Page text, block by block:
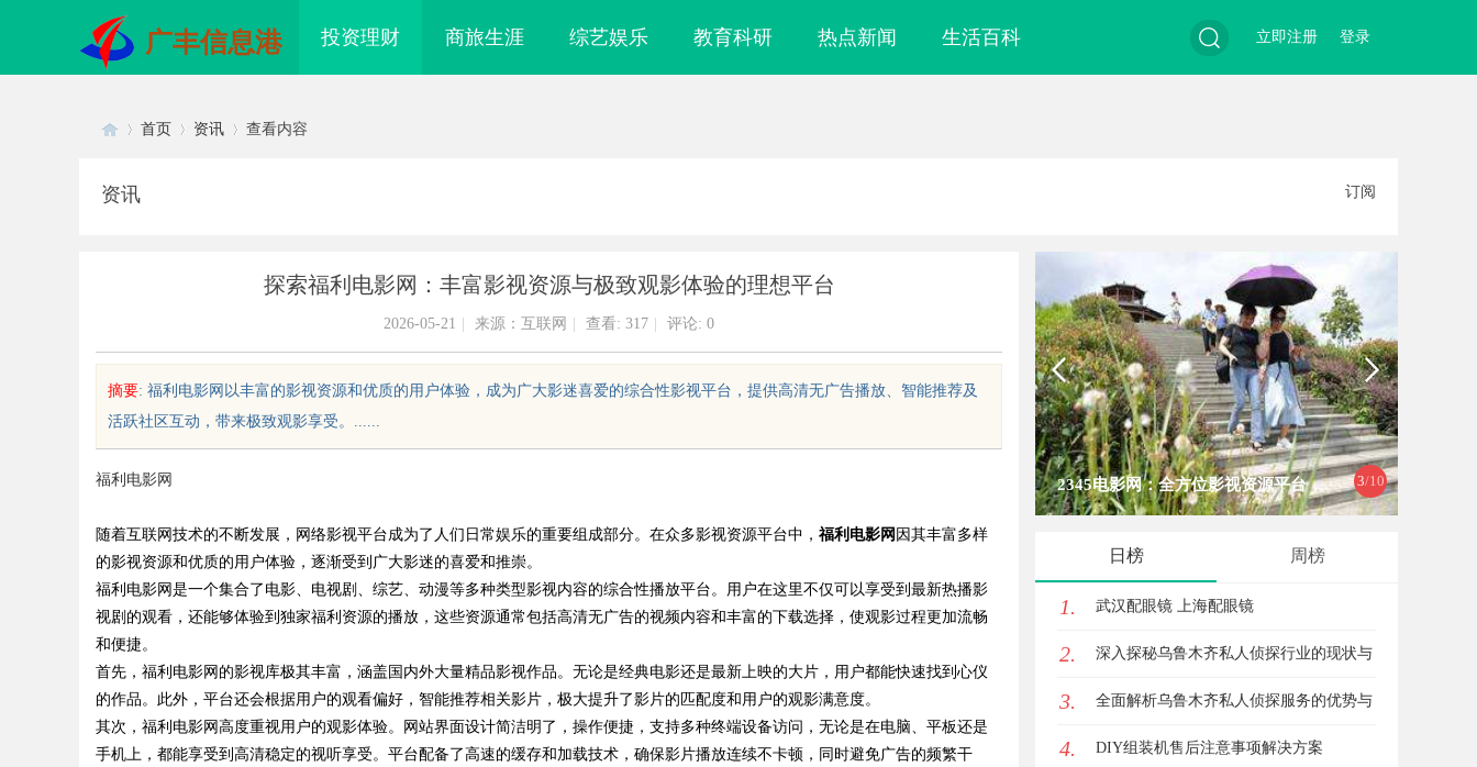
广丰信息港 投资理财 商旅生涯 综艺娱乐 教育科研 热点新闻 生活百科 登录
立即注册
uz
首页 资讯 查看内容
资讯 订阅
探索福利电影网：丰富影视资源与极致观影体验的理想平台
2026-05-21 来源：互联网 查看: 317 评论: 0
摘要: 福利电影网以丰富的影视资源和优质的用户体验，成为广大影迷喜爱的综合性影视平台，提供高清无广告播放、智能推荐及
活跃社区互动，带来极致观影享受。......
福利电影网
随着互联网技术的不断发展，网络影视平台成为了人们日常娱乐的重要组成部分。在众多影视资源平台中， 福利电影网 因其丰富多样
的影视资源和优质的用户体验，逐渐受到广大影迷的喜爱和推崇。
福利电影网是一个集合了电影、电视剧、综艺、动漫等多种类型影视内容的综合性播放平台。用户在这里不仅可以享受到最新热播影
视剧的观看，还能够体验到独家福利资源的播放，这些资源通常包括高清无广告的视频内容和丰富的下载选择，使观影过程更加流畅
和便捷。
首先，福利电影网的影视库极其丰富，涵盖国内外大量精品影视作品。无论是经典电影还是最新上映的大片，用户都能快速找到心仪
的作品。此外，平台还会根据用户的观看偏好，智能推荐相关影片，极大提升了影片的匹配度和用户的观影满意度。
其次，福利电影网高度重视用户的观影体验。网站界面设计简洁明了，操作便捷，支持多种终端设备访问，无论是在电脑、平板还是
手机上，都能享受到高清稳定的视听享受。平台配备了高速的缓存和加载技术，确保影片播放连续不卡顿，同时避免广告的频繁干
3/10
业的“版权保卫战”：为何游戏
不开版权律师 的平台解析 院的魅力与优势
2345电影网：全方位影视资源平台，
日榜 周榜
1. 武汉配眼镜 上海配眼镜
2. 深入探秘乌鲁木齐私人侦探行业的现状与
未来发展趋势
3. 全面解析乌鲁木齐私人侦探服务的优势与
应用
4. DIY组装机售后注意事项解决方案